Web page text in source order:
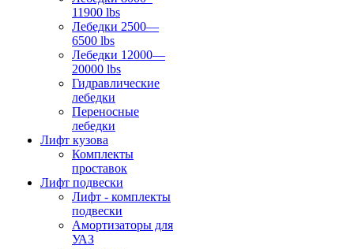
11900 lbs
Лебедки 2500—
6500 lbs
Лебедки 12000—
20000 lbs
Гидравлические
лебедки
Переносные
лебедки
Лифт кузова
Комплекты
проставок
Лифт подвески
Лифт - комплекты
подвески
Амортизаторы для
УАЗ